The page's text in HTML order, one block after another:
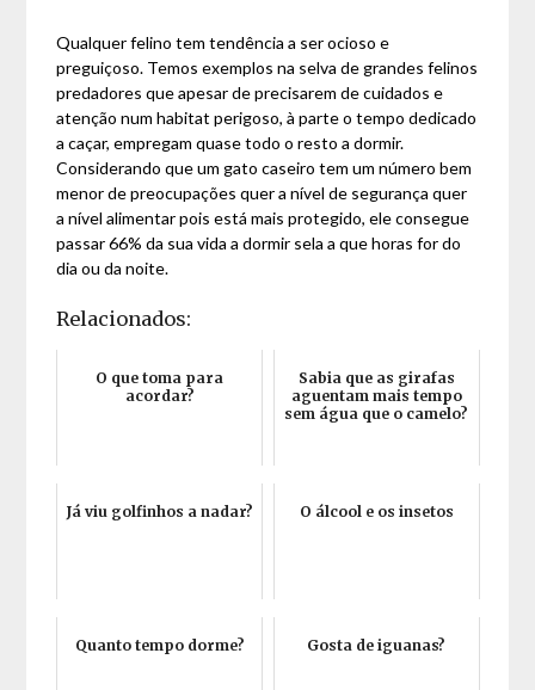
Qualquer felino tem tendência a ser ocioso e
preguiçoso. Temos exemplos na selva de grandes felinos
predadores que apesar de precisarem de cuidados e
atenção num habitat perigoso, à parte o tempo dedicado
a caçar, empregam quase todo o resto a dormir.
Considerando que um gato caseiro tem um número bem
menor de preocupações quer a nível de segurança quer
a nível alimentar pois está mais protegido, ele consegue
passar 66% da sua vida a dormir sela a que horas for do
dia ou da noite.
Relacionados:
O que toma para
acordar?
Sabia que as girafas
aguentam mais tempo
sem água que o camelo?
Já viu golfinhos a nadar? O álcool e os insetos
Quanto tempo dorme? Gosta de iguanas?